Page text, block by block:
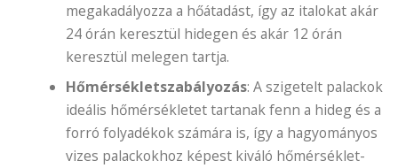
megakadályozza a hőátadást, így az italokat akár
24 órán keresztül hidegen és akár 12 órán
keresztül melegen tartja.
Hőmérsékletszabályozás: A szigetelt palackok
ideális hőmérsékletet tartanak fenn a hideg és a
forró folyadékok számára is, így a hagyományos
vizes palackokhoz képest kiváló hőmérséklet-